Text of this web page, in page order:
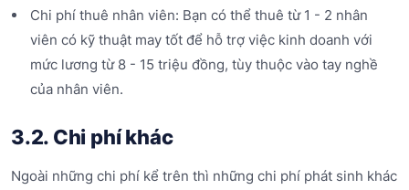
Chi phí thuê nhân viên: Bạn có thể thuê từ 1 - 2 nhân
viên có kỹ thuật may tốt để hỗ trợ việc kinh doanh với
mức lương từ 8 - 15 triệu đồng, tùy thuộc vào tay nghề
của nhân viên.
3.2. Chi phí khác
Ngoài những chi phí kể trên thì những chi phí phát sinh khác